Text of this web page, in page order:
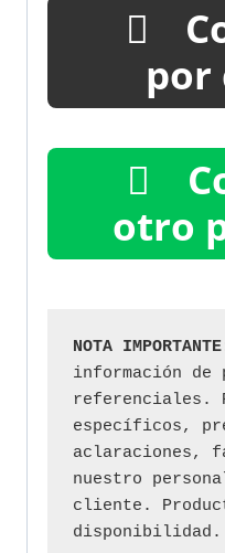
por
otro
NOTA
información de
referenciales.
específicos,
aclaraciones,
nuestro
cliente.
disponibilidad.